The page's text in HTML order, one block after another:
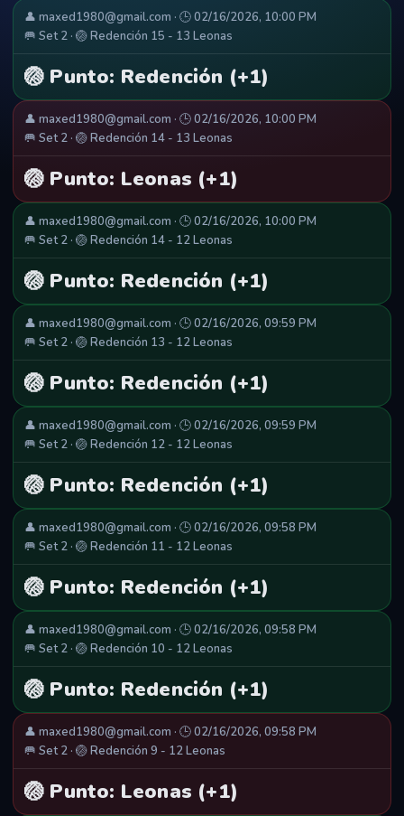
👤 maxed1980@gmail.com · 🕒 02/16/2026, 10:00 PM
🥅 Set 2 · 🏐 Redención 15 - 13 Leonas
🏐 Punto: Redención (+1)
👤 maxed1980@gmail.com · 🕒 02/16/2026, 10:00 PM
🥅 Set 2 · 🏐 Redención 14 - 13 Leonas
🏐 Punto: Leonas (+1)
👤 maxed1980@gmail.com · 🕒 02/16/2026, 10:00 PM
🥅 Set 2 · 🏐 Redención 14 - 12 Leonas
🏐 Punto: Redención (+1)
👤 maxed1980@gmail.com · 🕒 02/16/2026, 09:59 PM
🥅 Set 2 · 🏐 Redención 13 - 12 Leonas
🏐 Punto: Redención (+1)
👤 maxed1980@gmail.com · 🕒 02/16/2026, 09:59 PM
🥅 Set 2 · 🏐 Redención 12 - 12 Leonas
🏐 Punto: Redención (+1)
👤 maxed1980@gmail.com · 🕒 02/16/2026, 09:58 PM
🥅 Set 2 · 🏐 Redención 11 - 12 Leonas
🏐 Punto: Redención (+1)
👤 maxed1980@gmail.com · 🕒 02/16/2026, 09:58 PM
🥅 Set 2 · 🏐 Redención 10 - 12 Leonas
🏐 Punto: Redención (+1)
👤 maxed1980@gmail.com · 🕒 02/16/2026, 09:58 PM
🥅 Set 2 · 🏐 Redención 9 - 12 Leonas
🏐 Punto: Leonas (+1)